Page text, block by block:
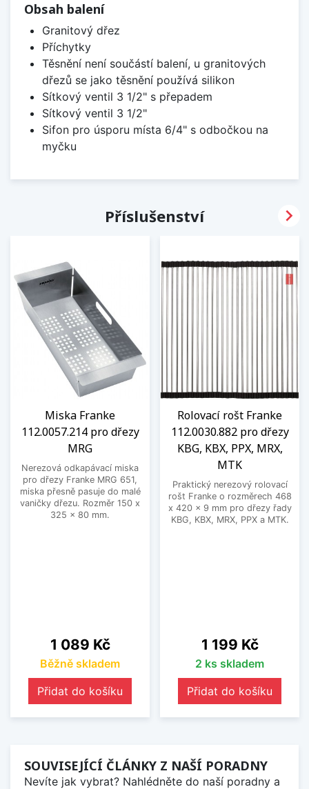
Obsah balení
Granitový dřez
Příchytky
Těsnění není součástí balení, u granitových
dřezů se jako těsnění používá silikon
Sítkový ventil 3 1/2" s přepadem
Sítkový ventil 3 1/2"
Sifon pro úsporu místa 6/4" s odbočkou na
myčku
Příslušenství
Miska Franke
112.0057.214 pro dřezy
MRG
Nerezová odkapávací miska
pro dřezy Franke MRG 651,
miska přesně pasuje do malé
vaničky dřezu. Rozměr 150 x
325 x 80 mm.
Cena
1 089 Kč
Běžně skladem
Přidat do košíku
Rolovací rošt Franke
112.0030.882 pro dřezy
KBG, KBX, PPX, MRX,
MTK
Praktický nerezový rolovací
rošt Franke o rozměrech 468
x 420 x 9 mm pro dřezy řady
KBG, KBX, MRX, PPX a MTK.
Cena
1 199 Kč
2 ks skladem
Přidat do košíku

SOUVISEJÍCÍ ČLÁNKY Z NAŠÍ PORADNY
Nevíte jak vybrat? Nahlédněte do naší poradny a